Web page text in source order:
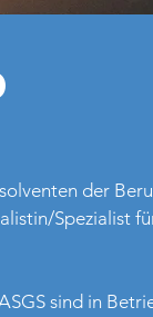
der
Spezialist
sind in